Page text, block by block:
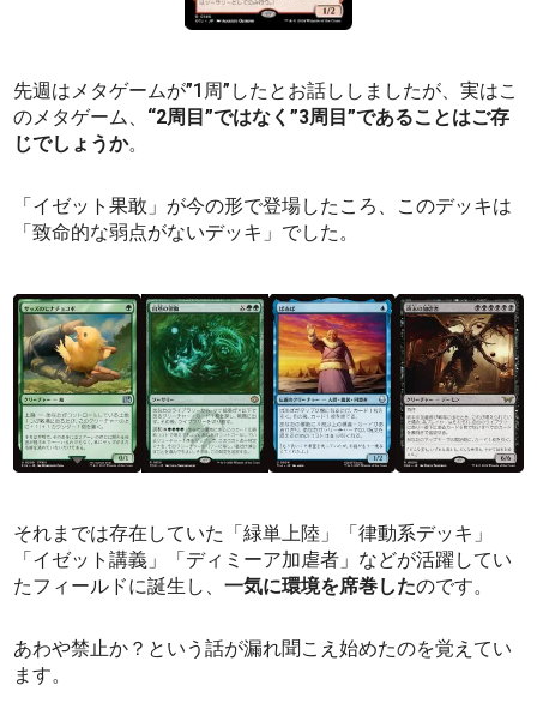
先週はメタゲームが”1周”したとお話ししましたが、実はこ
のメタゲーム、 “2周目”ではなく”3周目”であることはご存
じでしょうか。
「イゼット果敢」が今の形で登場したころ、このデッキは
「致命的な弱点がないデッキ」でした。
それまでは存在していた「緑単上陸」「律動系デッキ」
「イゼット講義」「ディミーア加虐者」などが活躍してい
たフィールドに誕生し、一気に環境を席巻したのです。
あわや禁止か？という話が漏れ聞こえ始めたのを覚えてい
ます。